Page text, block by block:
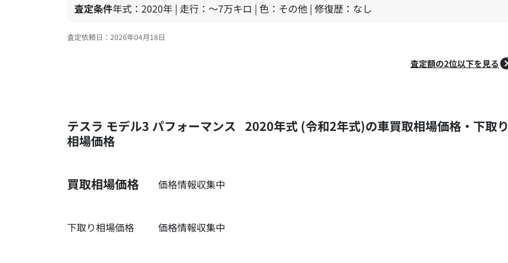
査定条件年式：2020年 | 走行：～7万キロ | 色：その他 | 修復歴：なし
査定依頼日：2026年04月18日
査定額の2位以下を見る
テスラ モデル3 パフォーマンス 2020年式 (令和2年式)の車買取相場価格・下取り
相場価格
買取相場価格 価格情報収集中
下取り相場価格 価格情報収集中